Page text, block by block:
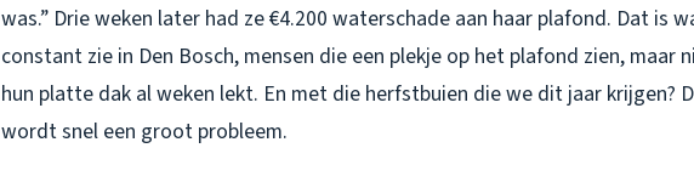
was.” Drie weken later had ze €4.200 waterschade aan haar plafond. Dat is
constant zie in Den Bosch, mensen die een plekje op het plafond zien, maar
hun platte dak al weken lekt. En met die herfstbuien die we dit jaar krijgen?
wordt snel een groot probleem.